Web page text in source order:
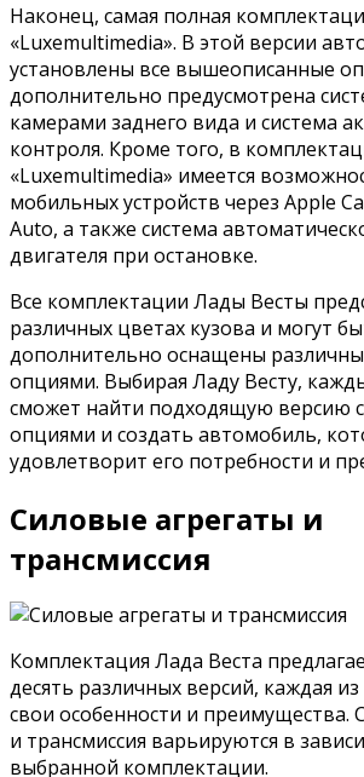
Наконец, самая полная
«Luxemultimedia». В этой версии
установлены все вышеописанные
дополнительно предусмотрена
камерами заднего вида и система
контроля. Кроме того, в
«Luxemultimedia» имеется
мобильных устройств через Apple
Auto, а также система
двигателя при остановке.
Все комплектации Лады Весты
различных цветах кузова и могут
дополнительно оснащены
опциями. Выбирая Ладу Весту,
сможет найти подходящую версию
опциями и создать автомобиль,
удовлетворит его потребности и
Силовые агрегаты и
трансмиссия
Комплектация Лада Веста
десять различных версий, каждая
свои особенности и преимущества.
и трансмиссия варьируются в
выбранной комплектации.